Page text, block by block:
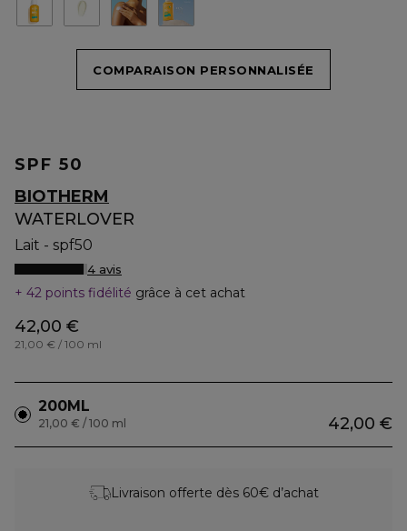
COMPARAISON PERSONNALISÉE
SPF 50
BIOTHERM
WATERLOVER
Lait - spf50
4 avis
42 points fidélité grâce à cet achat
42,00 €
21,00 € / 100 ml
200ML
42,00 €
21,00 € / 100 ml
Livraison offerte dès 60€ d’achat